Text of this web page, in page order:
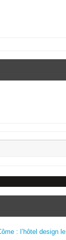
: l’hôtel design